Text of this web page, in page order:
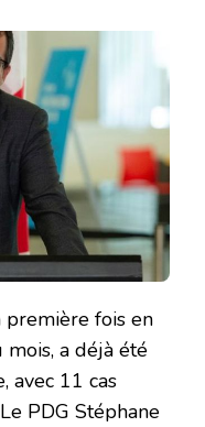
première fois en
a déjà été
avec 11 cas
PDG Stéphane